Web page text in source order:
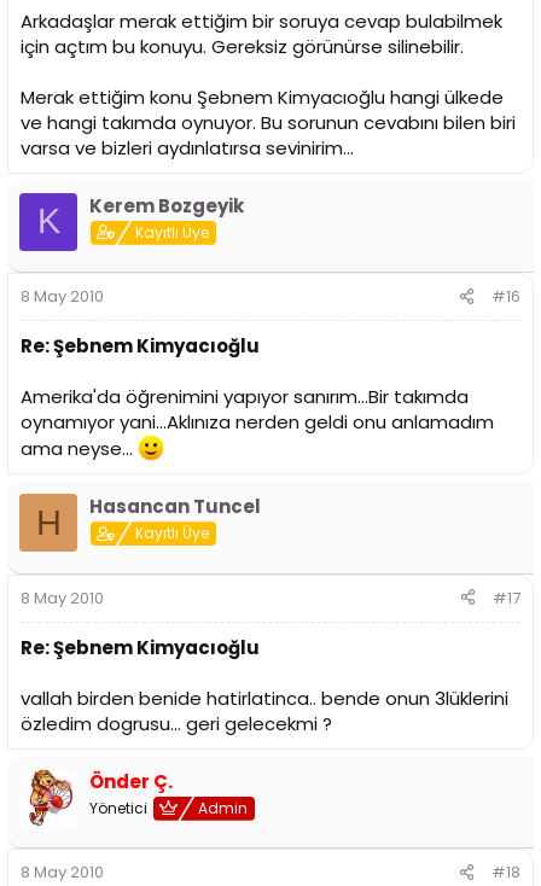
Arkadaşlar merak ettiğim bir soruya cevap bulabilmek
için açtım bu konuyu. Gereksiz görünürse silinebilir.
Merak ettiğim konu Şebnem Kimyacıoğlu hangi ülkede
ve hangi takımda oynuyor. Bu sorunun cevabını bilen biri
varsa ve bizleri aydınlatırsa sevinirim...
K Kerem Bozgeyik
Kayıtlı Üye
8 May 2010 #16
Re: Şebnem Kimyacıoğlu
Amerika'da öğrenimini yapıyor sanırım...Bir takımda
oynamıyor yani...Aklınıza nerden geldi onu anlamadım
ama neyse...
H Hasancan Tuncel
Kayıtlı Üye
8 May 2010 #17
Re: Şebnem Kimyacıoğlu
vallah birden benide hatirlatinca.. bende onun 3lüklerini
özledim dogrusu... geri gelecekmi ?
Önder Ç.
Yönetici Admin
8 May 2010 #18